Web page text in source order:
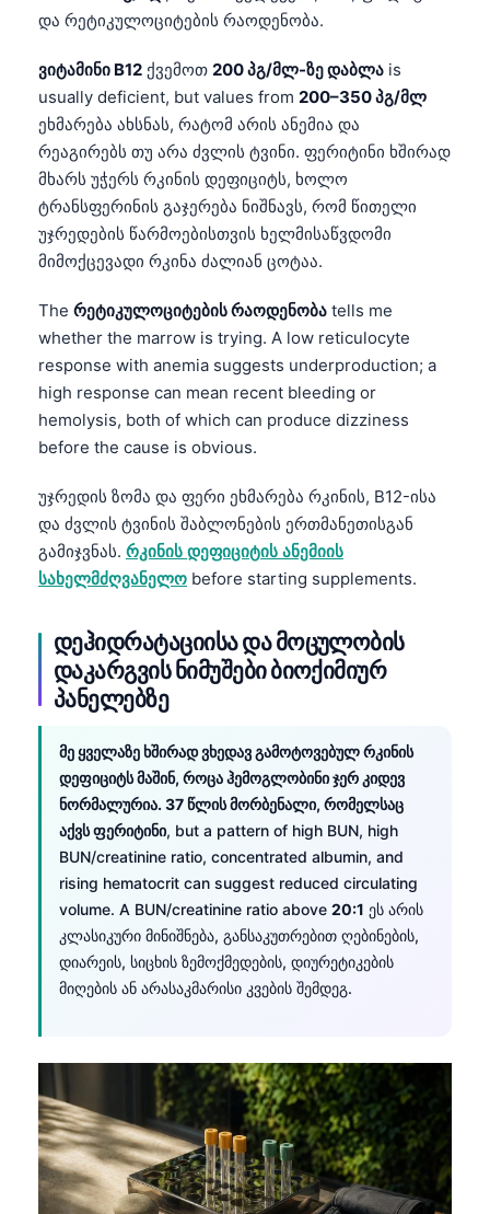
და რეტიკულოციტების რაოდენობა.
ვიტამინი B12 ქვემოთ 200 პგ/მლ-ზე დაბლა is
usually deficient, but values from 200–350 პგ/მლ
ეხმარება ახსნას, რატომ არის ანემია და
რეაგირებს თუ არა ძვლის ტვინი. ფერიტინი ხშირად
მხარს უჭერს რკინის დეფიციტს, ხოლო
ტრანსფერინის გაჯერება ნიშნავს, რომ წითელი
უჯრედების წარმოებისთვის ხელმისაწვდომი
მიმოქცევადი რკინა ძალიან ცოტაა.
The რეტიკულოციტების რაოდენობა tells me
whether the marrow is trying. A low reticulocyte
response with anemia suggests underproduction; a
high response can mean recent bleeding or
hemolysis, both of which can produce dizziness
before the cause is obvious.
უჯრედის ზომა და ფერი ეხმარება რკინის, B12-ისა
და ძვლის ტვინის შაბლონების ერთმანეთისგან
გამიჯვნას. რკინის დეფიციტის ანემიის
სახელმძღვანელო before starting supplements.
დეჰიდრატაციისა და მოცულობის
დაკარგვის ნიმუშები ბიოქიმიურ
პანელებზე
მე ყველაზე ხშირად ვხედავ გამოტოვებულ რკინის
დეფიციტს მაშინ, როცა ჰემოგლობინი ჯერ კიდევ
ნორმალურია. 37 წლის მორბენალი, რომელსაც
აქვს ფერიტინი, but a pattern of high BUN, high
BUN/creatinine ratio, concentrated albumin, and
rising hematocrit can suggest reduced circulating
volume. A BUN/creatinine ratio above 20:1 ეს არის
კლასიკური მინიშნება, განსაკუთრებით ღებინების,
დიარეის, სიცხის ზემოქმედების, დიურეტიკების
მიღების ან არასაკმარისი კვების შემდეგ.